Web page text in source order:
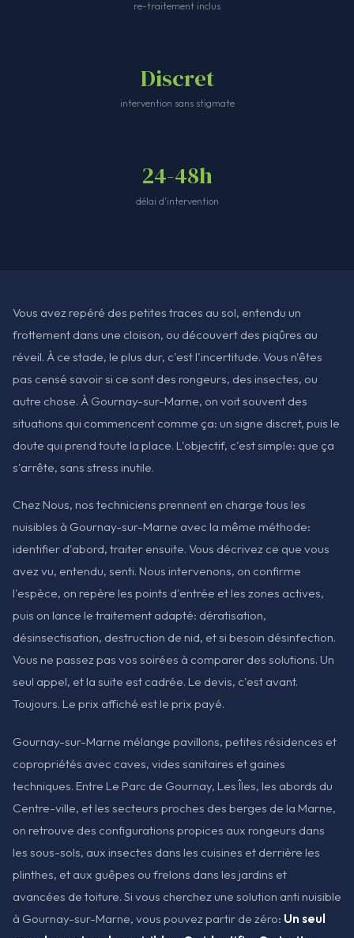
re-traitement inclus
Discret
intervention sans stigmate
24-48h
délai d'intervention
Vous avez repéré des petites traces au sol, entendu un
frottement dans une cloison, ou découvert des piqûres au
réveil. À ce stade, le plus dur, c'est l'incertitude. Vous n'êtes
pas censé savoir si ce sont des rongeurs, des insectes, ou
autre chose. À Gournay-sur-Marne, on voit souvent des
situations qui commencent comme ça: un signe discret, puis le
doute qui prend toute la place. L'objectif, c'est simple: que ça
s'arrête, sans stress inutile.
Chez Nous, nos techniciens prennent en charge tous les
nuisibles à Gournay-sur-Marne avec la même méthode:
identifier d'abord, traiter ensuite. Vous décrivez ce que vous
avez vu, entendu, senti. Nous intervenons, on confirme
l'espèce, on repère les points d'entrée et les zones actives,
puis on lance le traitement adapté: dératisation,
désinsectisation, destruction de nid, et si besoin désinfection.
Vous ne passez pas vos soirées à comparer des solutions. Un
seul appel, et la suite est cadrée. Le devis, c'est avant.
Toujours. Le prix affiché est le prix payé.
Gournay-sur-Marne mélange pavillons, petites résidences et
copropriétés avec caves, vides sanitaires et gaines
techniques. Entre Le Parc de Gournay, Les Îles, les abords du
Centre-ville, et les secteurs proches des berges de la Marne,
on retrouve des configurations propices aux rongeurs dans
les sous-sols, aux insectes dans les cuisines et derrière les
plinthes, et aux guêpes ou frelons dans les jardins et
avancées de toiture. Si vous cherchez une solution anti nuisible
à Gournay-sur-Marne, vous pouvez partir de zéro: Un seul